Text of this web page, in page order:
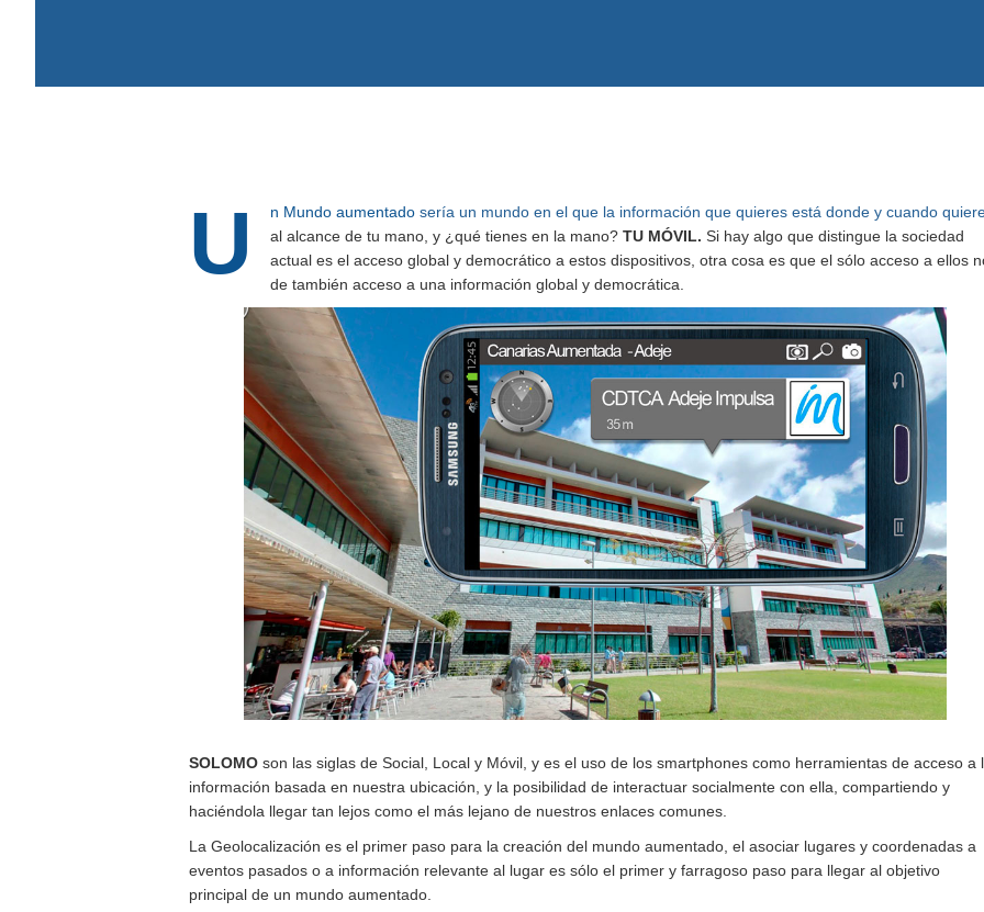
U n Mundo aumentado sería un mundo en el que la información que quieres está donde y cuando
al alcance de tu mano, y ¿qué tienes en la mano? TU MÓVIL. Si hay algo que distingue la sociedad
actual es el acceso global y democrático a estos dispositivos, otra cosa es que el sólo acceso a ellos
de también acceso a una información global y democrática.
SOLOMO son las siglas de Social, Local y Móvil, y es el uso de los smartphones como herramientas de acceso a
información basada en nuestra ubicación, y la posibilidad de interactuar socialmente con ella, compartiendo y
haciéndola llegar tan lejos como el más lejano de nuestros enlaces comunes.
La Geolocalización es el primer paso para la creación del mundo aumentado, el asociar lugares y coordenadas a
eventos pasados o a información relevante al lugar es sólo el primer y farragoso paso para llegar al objetivo
principal de un mundo aumentado.